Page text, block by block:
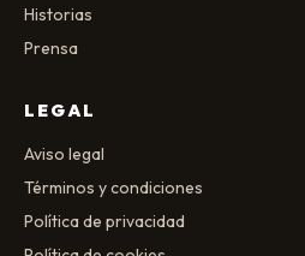
Historias
Prensa
LEGAL
Aviso legal
Términos y condiciones
Política de privacidad